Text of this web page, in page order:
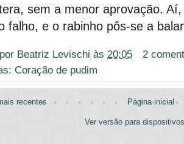
sem a menor aprovação.
falho, e o rabinho pôs-se a
Beatriz Levischi às 20:05
2
Coração de pudim
recentes Página inicial
Ver versão para